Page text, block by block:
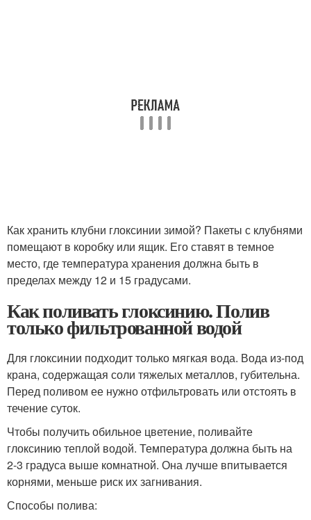
Как хранить клубни глоксинии зимой? Пакеты с клубнями
помещают в коробку или ящик. Его ставят в темное
место, где температура хранения должна быть в
пределах между 12 и 15 градусами.
Как поливать глоксинию. Полив
только фильтрованной водой
Для глоксинии подходит только мягкая вода. Вода из-под
крана, содержащая соли тяжелых металлов, губительна.
Перед поливом ее нужно отфильтровать или отстоять в
течение суток.
Чтобы получить обильное цветение, поливайте
глоксинию теплой водой. Температура должна быть на
2-3 градуса выше комнатной. Она лучше впитывается
корнями, меньше риск их загнивания.
Способы полива: